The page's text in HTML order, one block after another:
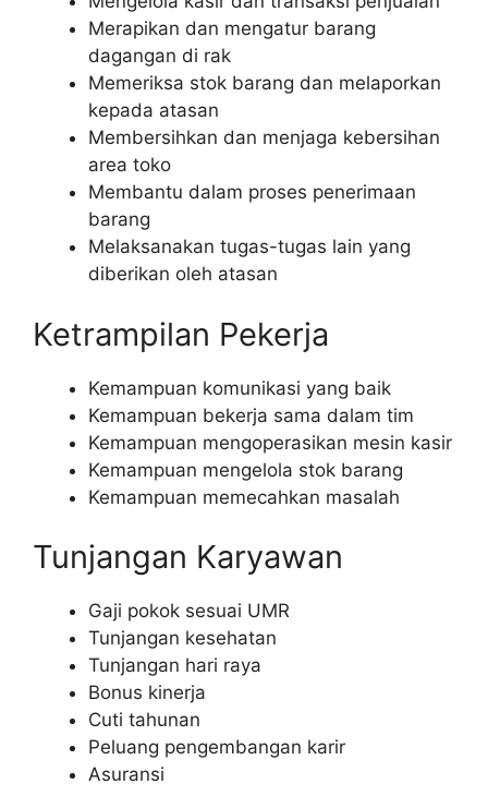
Merapikan dan mengatur barang
dagangan di rak
Memeriksa stok barang dan melaporkan
kepada atasan
Membersihkan dan menjaga kebersihan
area toko
Membantu dalam proses penerimaan
barang
Melaksanakan tugas-tugas lain yang
diberikan oleh atasan
Ketrampilan Pekerja
Kemampuan komunikasi yang baik
Kemampuan bekerja sama dalam tim
Kemampuan mengoperasikan mesin kasir
Kemampuan mengelola stok barang
Kemampuan memecahkan masalah
Tunjangan Karyawan
Gaji pokok sesuai UMR
Tunjangan kesehatan
Tunjangan hari raya
Bonus kinerja
Cuti tahunan
Peluang pengembangan karir
Asuransi